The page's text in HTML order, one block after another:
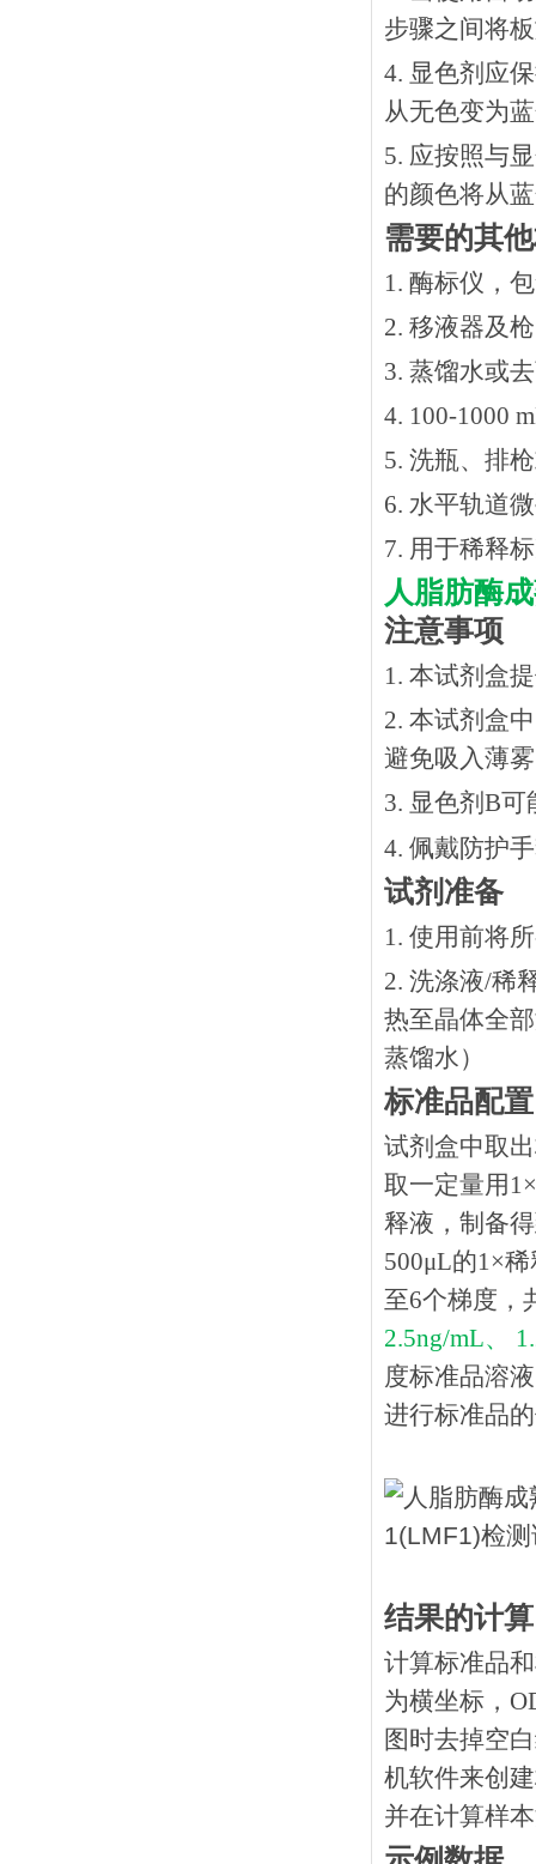
步骤之间将
4. 显色剂应
从无色变为
5. 应按照与
的颜色将从
需要的其
1. 酶标仪，
2. 移液器及
3. 蒸馏水或
4. 100-1000
5. 洗瓶、排
6. 水平轨道
7. 用于稀释
人脂肪酶
注意事项
1. 本试剂盒
2. 本试剂盒
避免吸入薄
3. 显色剂B
4. 佩戴防护
试剂准备
1. 使用前将
2. 洗涤液/稀
热⾄晶体全
蒸馏水）
标准品配置
试剂盒中取
取一定量用
释液，制备
500μL的1×
至6个梯度，
2.5ng/mL、
度标准品溶
进行标准品
结果的计算
计算标准品
为横坐标，
图时去掉空
机软件来创
并在计算样